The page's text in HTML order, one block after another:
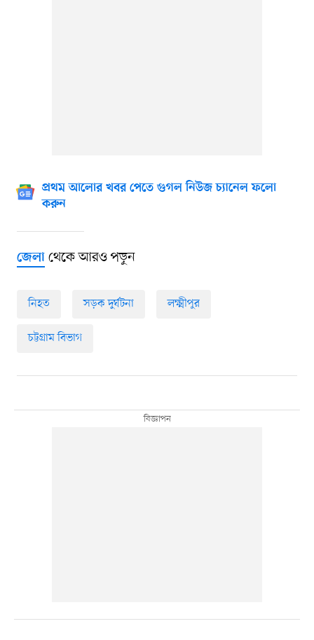
প্রথম আলোর খবর পেতে গুগল নিউজ চ্যানেল ফলো
করুন
জেলাথেকে আরও পড়ুন
নিহত সড়ক দুর্ঘটনা লক্ষ্মীপুর
চট্টগ্রাম বিভাগ